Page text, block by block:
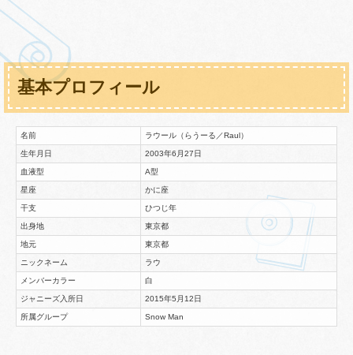
基本プロフィール
名前 ラウール（らうーる／Raul）
生年月日 2003年6月27日
血液型 A型
星座 かに座
干支 ひつじ年
出身地 東京都
地元 東京都
ニックネーム ラウ
メンバーカラー 白
ジャニーズ入所日 2015年5月12日
所属グループ Snow Man